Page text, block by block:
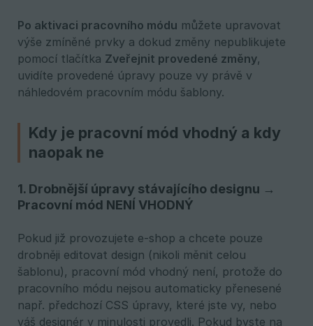
Po aktivaci pracovního módu můžete upravovat
výše zmíněné prvky a dokud změny nepublikujete
pomocí tlačítka Zveřejnit provedené změny,
uvidíte provedené úpravy pouze vy právě v
náhledovém pracovním módu šablony.
Kdy je pracovní mód vhodný a kdy
naopak ne
1. Drobnější úpravy stávajícího designu →
Pracovní mód NENÍ VHODNÝ
Pokud již provozujete e-shop a chcete pouze
drobněji editovat design (nikoli měnit celou
šablonu), pracovní mód vhodný není, protože do
pracovního módu nejsou automaticky přenesené
např. předchozí CSS úpravy, které jste vy, nebo
váš designér v minulosti provedli. Pokud byste na